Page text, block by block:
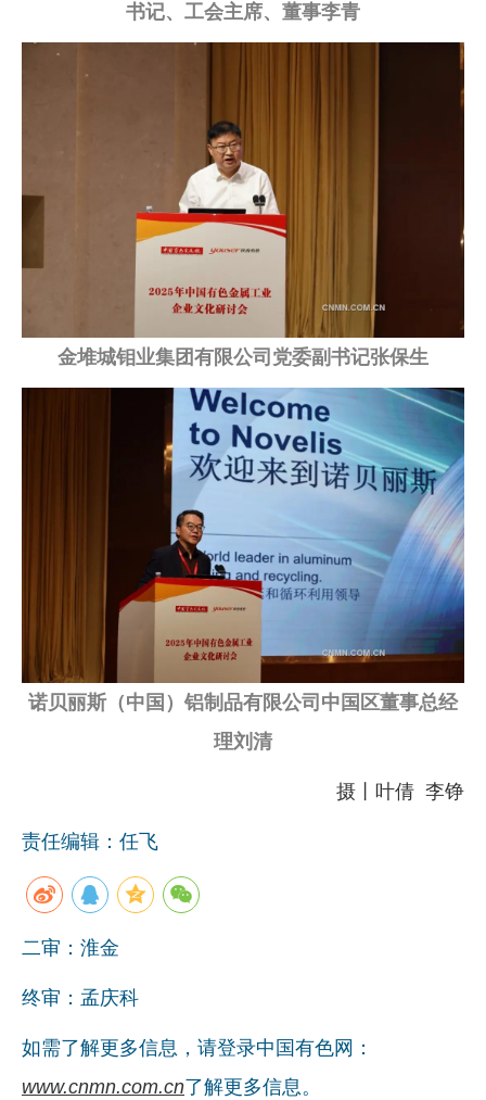
书记、工会主席、董事李青
金堆城钼业集团有限公司党委副书记张保生
诺贝丽斯（中国）铝制品有限公司中国区董事总经
理刘清
摄丨叶倩 李铮
责任编辑：任飞
二审：淮金
终审：孟庆科
如需了解更多信息，请登录中国有色网：
www.cnmn.com.cn了解更多信息。